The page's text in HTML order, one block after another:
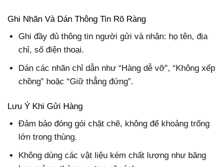
Ghi Nhãn Và Dán Thông Tin Rõ Ràng
Ghi đầy đủ thông tin người gửi và nhận: họ tên, địa
chỉ, số điện thoại.
Dán các nhãn chỉ dẫn như “Hàng dễ vỡ”, “Không xếp
chồng” hoặc “Giữ thẳng đứng”.
Lưu Ý Khi Gửi Hàng
Đảm bảo đóng gói chặt chẽ, không để khoảng trống
lớn trong thùng.
Không dùng các vật liệu kém chất lượng như băng